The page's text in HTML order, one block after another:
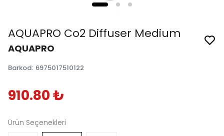
AQUAPRO Co2 Diffuser Medium
AQUAPRO
Barkod: 6975017510122
910.80 ₺
Ürün Seçenekleri